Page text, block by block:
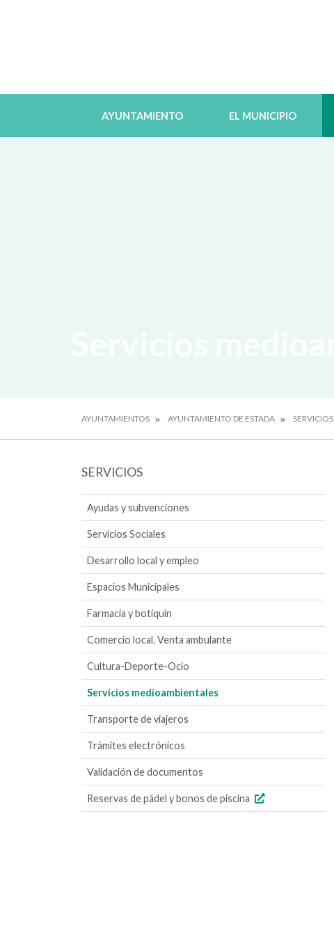
AYUNTAMIENTO EL MUNICIPIO
AYUNTAMIENTOS AYUNTAMIENTO DE ESTADA SERVICIOS
SERVICIOS
Ayudas y subvenciones
Servicios Sociales
Desarrollo local y empleo
Espacios Municipales
Farmacia y botiquín
Comercio local. Venta ambulante
Cultura-Deporte-Ocio
Servicios medioambientales
Transporte de viajeros
Trámites electrónicos
Validación de documentos
Reservas de pádel y bonos de piscina